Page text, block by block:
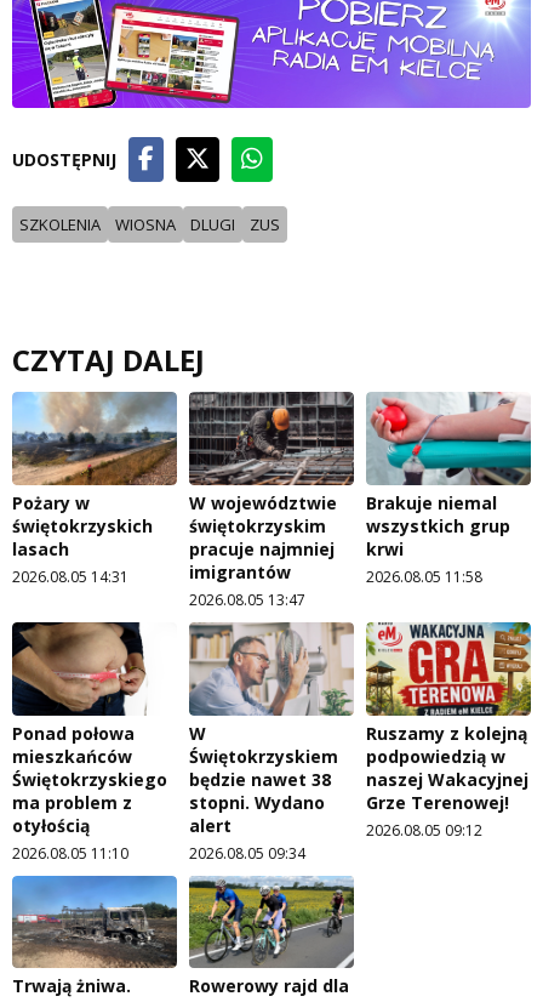
UDOSTĘPNIJ
SZKOLENIA WIOSNA DLUGI ZUS
CZYTAJ DALEJ
Pożary w
świętokrzyskich
lasach
2026.08.05 14:31
W województwie
świętokrzyskim
pracuje najmniej
imigrantów
2026.08.05 13:47
Brakuje niemal
wszystkich grup
krwi
2026.08.05 11:58
Ponad połowa
mieszkańców
Świętokrzyskiego
ma problem z
otyłością
2026.08.05 11:10
W
Świętokrzyskiem
będzie nawet 38
stopni. Wydano
alert
2026.08.05 09:34
Ruszamy z kolejną
podpowiedzią w
naszej Wakacyjnej
Grze Terenowej!
2026.08.05 09:12
Trwają żniwa.
Rowerowy rajd dla